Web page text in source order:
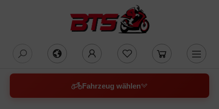
Fahrzeug wählen